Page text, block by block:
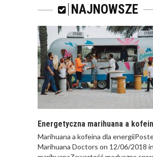
NAJNOWSZE
Energetyczna marihuana a
Marihuana a kofeina dla
Marihuana Doctors on 12/06/2018